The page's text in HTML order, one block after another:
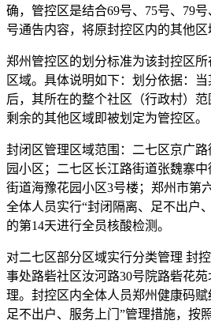
确，管控区是结合69号、75号、79
号通告内容，将原封控区内的其他区
郑州管控区的划分标准为该封控区
区域。具体说明如下：划分依据：
后，其所在的整个社区（行政村）范
剩余的其他区域即被划定为管控区。
封闭区管理区域范围：二七区京广
园小区；二七区长江路街道张魏寨
街道海豫花园小区3号楼；郑州市第
全体人员实行“封闭隔离、足不出户
的第14天进行全员核酸检测。
对二七区部分区域实行分类管理 封
事处路砦社区汝河路30号院路砦花
理。封控区内全体人员郑州健康码赋
足不出户、服务上门”管理措施，按